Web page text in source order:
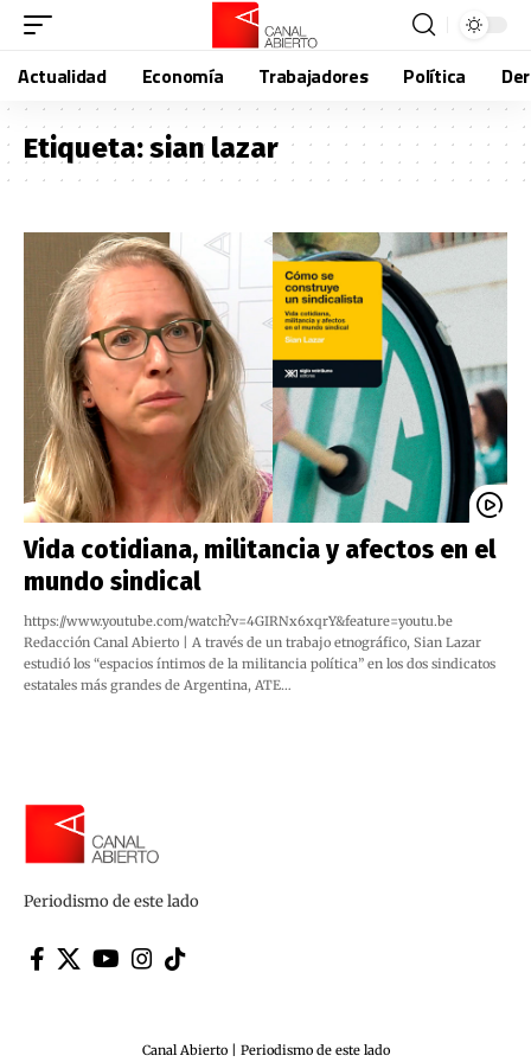
Actualidad Economía Trabajadores Política
Etiqueta:sian lazar
Vida cotidiana, militancia y afectos en el
mundo sindical
https://www.youtube.com/watch?v=4GIRNx6xqrY&feature=youtu.be
Redacción Canal Abierto | A través de un trabajo etnográfico, Sian Lazar
estudió los “espacios íntimos de la militancia política” en los dos sindicatos
estatales más grandes de Argentina, ATE…
Periodismo de este lado
Canal Abierto | Periodismo de este lado